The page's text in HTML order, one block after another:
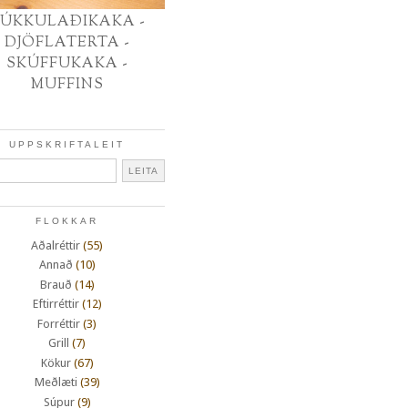
-
DJÖFLATERTA -
SKÚFFUKAKA -
MUFFINS
UPPSKRIFTALEIT
FLOKKAR
Aðalréttir (55)
Annað (10)
Brauð (14)
Eftirréttir (12)
Forréttir (3)
Grill
(7)
Kökur (67)
Meðlæti (39)
Súpur (9)